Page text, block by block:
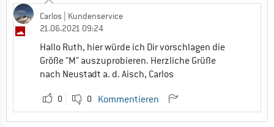
Carlos | Kundenservice
21.06.2021 09:24
Hallo Ruth, hier würde ich Dir vorschlagen die
Größe "M" auszuprobieren. Herzliche Grüße
nach Neustadt a. d. Aisch, Carlos
0 0 Kommentieren